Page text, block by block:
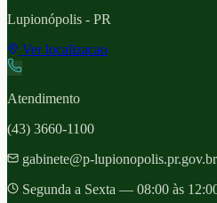
Lupionópolis - PR
Ver localizacao
Atendimento
(43) 3660-1100
gabinete@p-lupionopolis.pr.gov.br
Segunda a Sexta — 08:00 às